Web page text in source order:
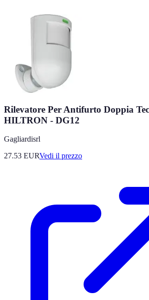
Rilevatore Per Antifurto Doppia
HILTRON - DG12
Gagliardisrl
27.53 EURVedi il prezzo